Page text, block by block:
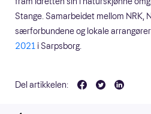
Stange. Samarbeidet mellom NRK,
særforbundene og lokale
2021 i Sarpsborg.
Del artikkelen: